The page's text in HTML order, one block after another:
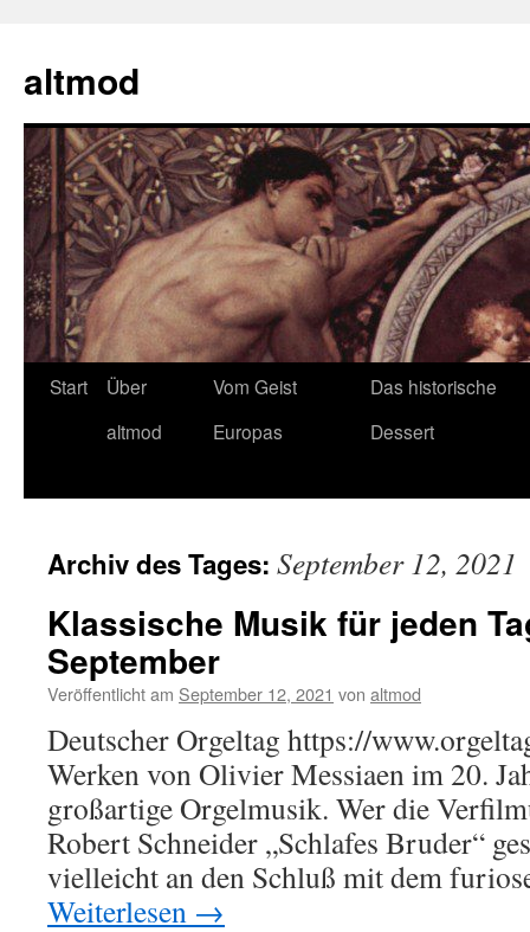
springen
altmod
Start
Über
altmod
Vom Geist
Europas
Das historische
Dessert
Archiv des Tages: September 12, 2021
Klassische Musik für jeden
September
Veröffentlicht am September 12, 2021 von altmod
Deutscher Orgeltag https://
Werken von Olivier Messiaen im 20.
großartige Orgelmusik. Wer die
Robert Schneider „Schlafes Bruder“
vielleicht an den Schluß mit dem
Weiterlesen →